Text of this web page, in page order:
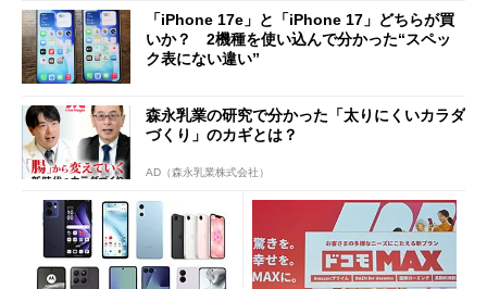
「iPhone 17e」と「iPhone 17」どちらが買
いか？ 2機種を使い込んで分かった“スペッ
ク表にない違い”
森永乳業の研究で分かった「太りにくいカラダ
づくり」のカギとは？
AD（森永乳業株式会社）